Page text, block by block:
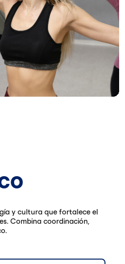
y cultura que fortalece el
Combina coordinación,